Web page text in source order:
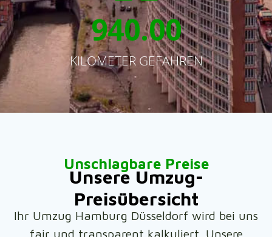
KILOMETER GEFAHREN
940.00
Unschlagbare Preise
Unsere Umzug-
Preisübersicht
Ihr Umzug Hamburg Düsseldorf wird bei uns
fair und transparent kalkuliert. Unsere